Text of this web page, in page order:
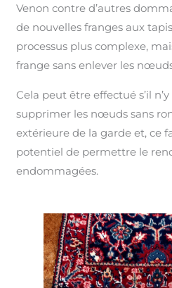
Venon contre d’autres
de nouvelles franges aux
processus plus complexe,
frange sans enlever les
Cela peut être effectué s’il
supprimer les nœuds sans
extérieure de la garde et, ce
potentiel de permettre le
endommagées.